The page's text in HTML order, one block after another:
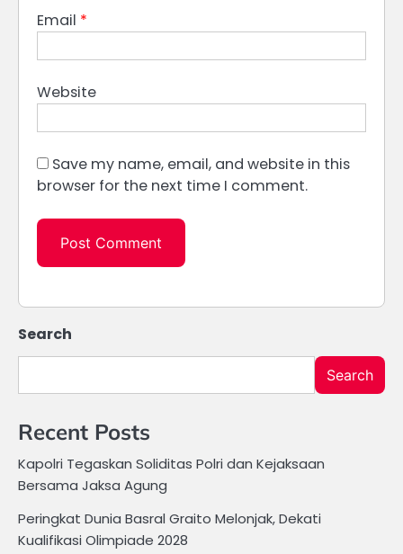
Email *
Website
Save my name, email, and website in this
browser for the next time I comment.
Search
Search
Recent Posts
Kapolri Tegaskan Soliditas Polri dan Kejaksaan
Bersama Jaksa Agung
Peringkat Dunia Basral Graito Melonjak, Dekati
Kualifikasi Olimpiade 2028